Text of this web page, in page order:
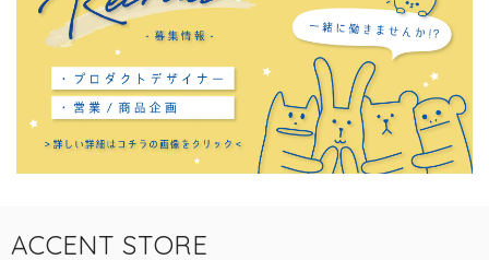
ACCENT STORE